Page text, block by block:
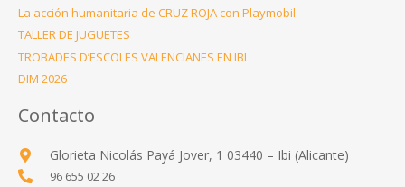
La acción humanitaria de CRUZ ROJA con Playmobil
TALLER DE JUGUETES
TROBADES D’ESCOLES VALENCIANES EN IBI
DIM 2026
Contacto
Glorieta Nicolás Payá Jover, 1 03440 – Ibi (Alicante)
96 655 02 26